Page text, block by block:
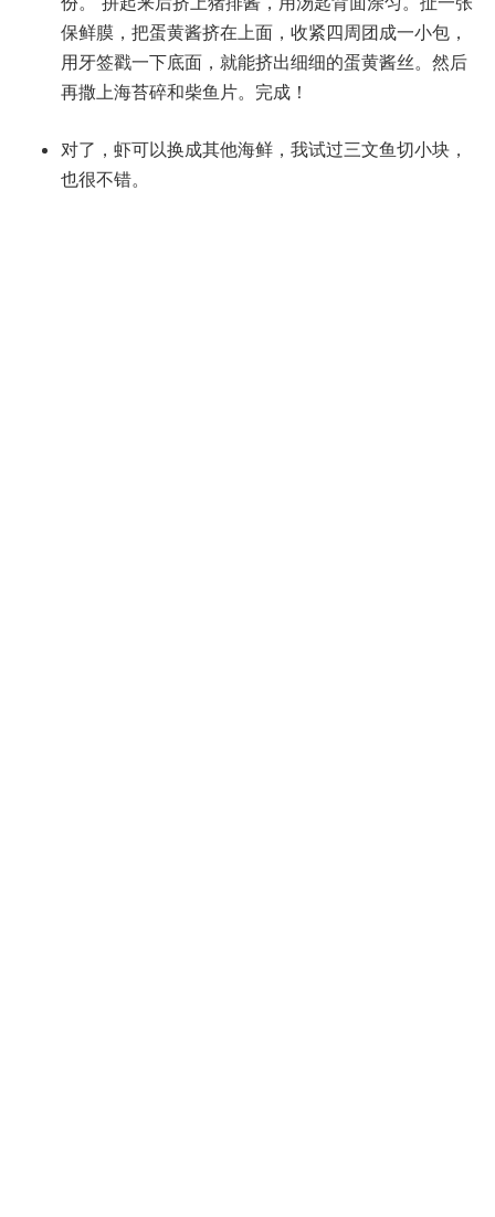
保鲜膜，把蛋黄酱挤在上面，收紧四周团成一小包，
用牙签戳一下底面，就能挤出细细的蛋黄酱丝。然后
再撒上海苔碎和柴鱼片。完成！
对了，虾可以换成其他海鲜，我试过三文鱼切小块，
也很不错。